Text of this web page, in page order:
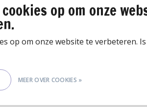
op om onze
op om onze website te verbeteren.
MEER OVER COOKIES »